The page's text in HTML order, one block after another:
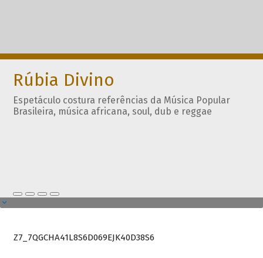
Rúbia Divino
Espetáculo costura referências da Música Popular
Brasileira, música africana, soul, dub e reggae
Z7_7QGCHA41L8S6D069EJK40D38S6